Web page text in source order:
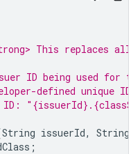
strong> This replaces
ID being used for
defined unique
ID:
String issuerId, String
;